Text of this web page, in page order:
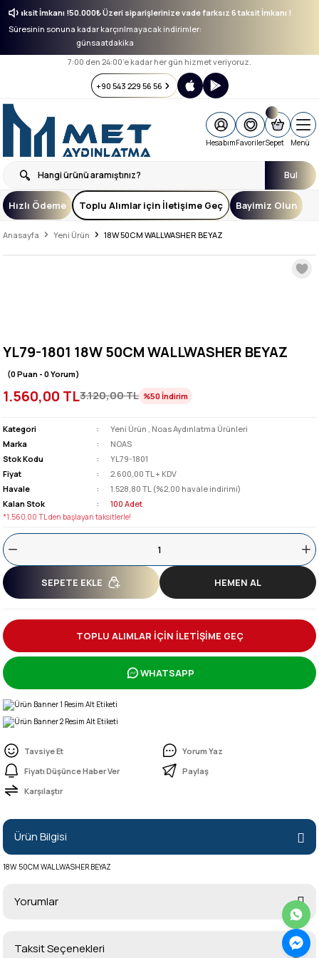
6 taksit İmkanı !50.000₺ Üzeri siparişlerinize vade farksız 6 taksit İmkanı !
Süresinin sonuna kadar karçırılmayacak indirimler:
günsaatdakika
7:00 den 24:00’e kadar her gün hizmet veriyoruz.
+90 543 229 56 56
Bul
HesabımFavorilerSepet Menü
Hızlı Ödeme Toplu Alımlar için İletişime Geç Bayimiz Olun
Anasayfa Yeni Ürün 18W 50CM WALLWASHER BEYAZ
YL79-1801 18W 50CM WALLWASHER BEYAZ
(0 Puan - 0 Yorum)
1.560,00 TL3.120,00 TL %50İndirim
Kategori Yeni Ürün Noas Aydınlatma Ürünleri
Marka
NOAS
Stok Kodu
YL79-1801
Fiyat
2.600,00 TL + KDV
Havale
1.528,80 TL (%2,00 havale indirimi)
Kalan Stok
100 Adet
*1.560,00 TL den başlayan taksitlerle!
SEPETE EKLE HEMEN AL
TOPLU ALIMLAR İÇİN İLETİŞİME GEÇ
WHATSAPP
Tavsiye Et
Yorum Yaz
Fiyatı Düşünce Haber Ver
Paylaş
Karşılaştır
Ürün Bilgisi
18W 50CM WALLWASHER BEYAZ
Yorumlar
Taksit Seçenekleri